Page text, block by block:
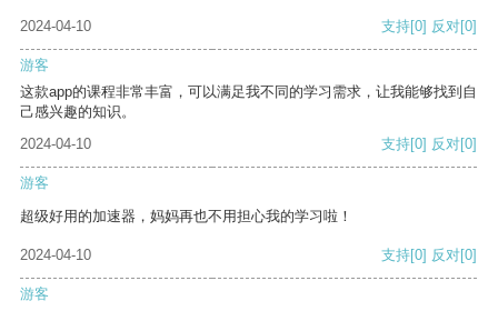
2024-04-10 支持[0] 反对[0]
游客
这款app的课程非常丰富，可以满足我不同的学习需求，让我能够找到自
己感兴趣的知识。
2024-04-10
支持[0] 反对[0]
游客
超级好用的加速器，妈妈再也不用担心我的学习啦！
2024-04-10 支持[0] 反对[0]
游客